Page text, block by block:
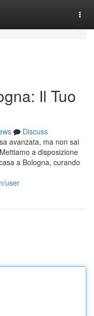
Il Tuo
Discuss
avanzata, ma non sai
a disposizione
a Bologna, curando
user